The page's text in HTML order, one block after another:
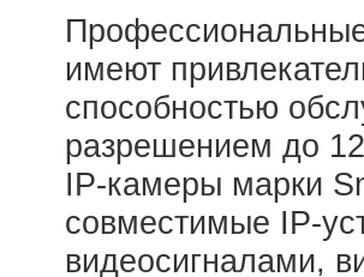
имеют
способностью
разрешением до
IP-камеры марки
совместимые IP-
видеосигналами,